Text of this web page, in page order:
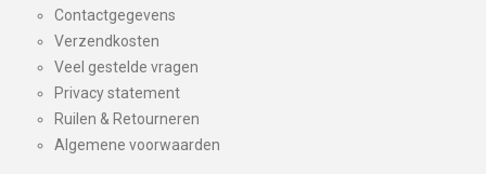
Contactgegevens
Verzendkosten
Veel gestelde vragen
Privacy statement
Ruilen & Retourneren
Algemene voorwaarden